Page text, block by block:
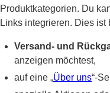
Produktkategorien. Du
Links integrieren. Dies
Versand- und
anzeigen möchtest,
auf eine „Über uns“-